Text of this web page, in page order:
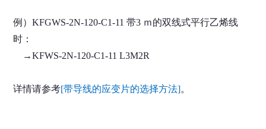
例）KFGWS-2N-120-C1-11 带3 ｍ的双线式平行乙烯线
时：
→KFWS-2N-120-C1-11 L3M2R
详情请参考[带导线的应变片的选择方法]。